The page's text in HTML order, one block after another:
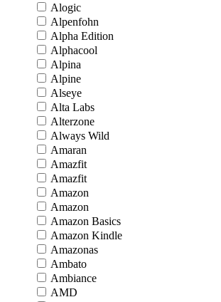
Alogic
Alpenfohn
Alpha Edition
Alphacool
Alpina
Alpine
Alseye
Alta Labs
Alterzone
Always Wild
Amaran
Amazfit
Amazfit
Amazon
Amazon
Amazon Basics
Amazon Kindle
Amazonas
Ambato
Ambiance
AMD